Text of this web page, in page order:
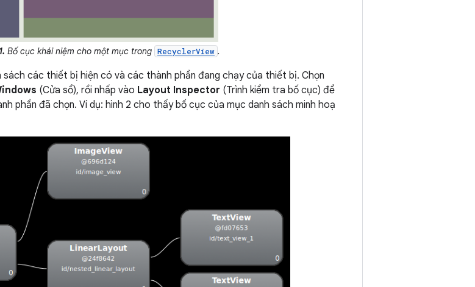
Bố cục khái niệm cho một mục trong RecyclerView .
các thiết bị hiện có và các thành phần đang chạy của thiết bị. Chọn
(Cửa sổ), rồi nhấp vào Layout Inspector (Trình kiểm tra bố cục) để
phần đã chọn. Ví dụ: hình 2 cho thấy bố cục của mục danh sách minh hoạ